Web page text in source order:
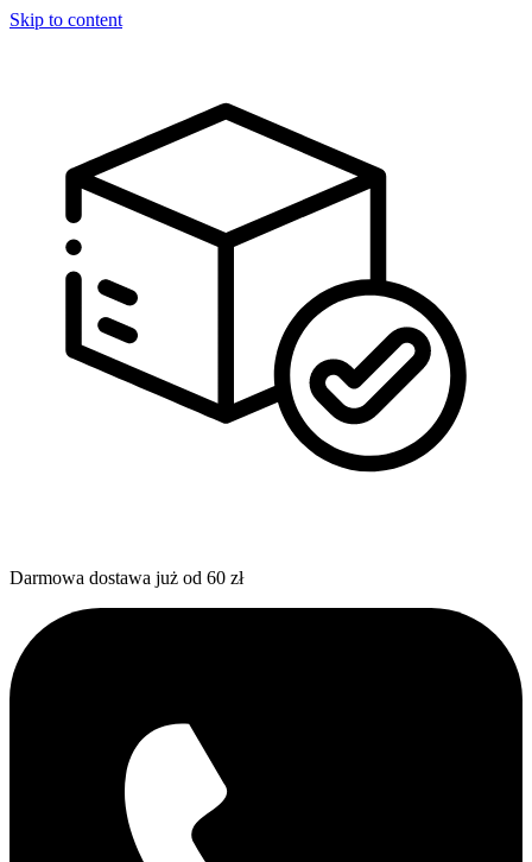
Skip to content
Darmowa dostawa już od 60 zł